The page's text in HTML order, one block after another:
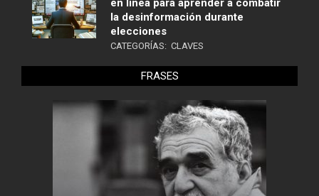
en línea para aprender a combatir
la desinformación durante
elecciones
CATEGORÍAS: CLAVES
FRASES